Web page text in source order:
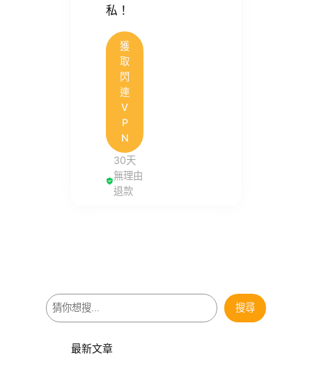
私！
獲
取
閃
連
V
P
N
30天
無理由
退款
搜
尋
搜尋
最新文章